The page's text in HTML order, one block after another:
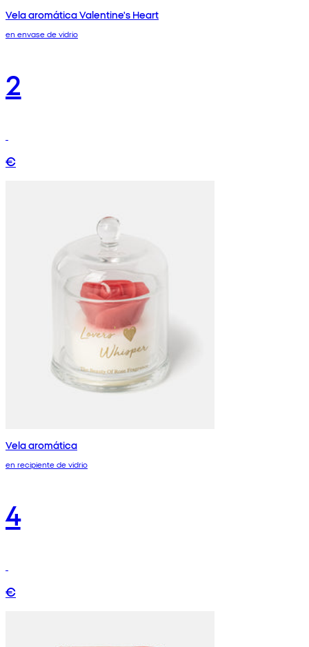
Vela aromática Valentine's Heart
en envase de vidrio
2
€
Vela aromática
en recipiente de vidrio
4
€